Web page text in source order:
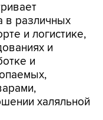
в различных
и логистике,
и
и
халяльной